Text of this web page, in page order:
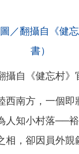
攝自《健忘村》
西南方，一個即
人知小村落──
相，卻因員外覬